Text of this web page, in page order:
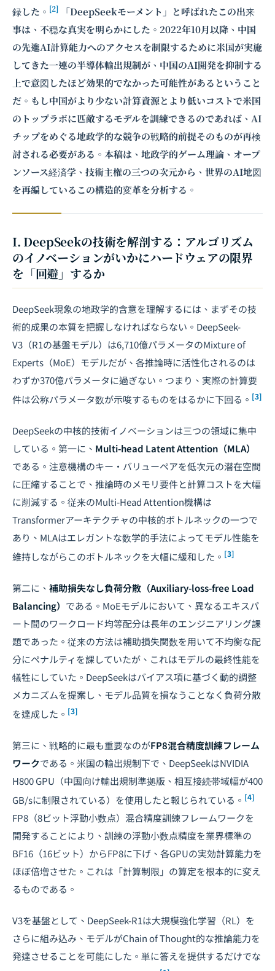
録した。 [2]
「DeepSeekモーメント」と呼ばれたこの出来
事は、不穏な真実を明らかにした。2022年10月以降、中国
の先進AI計算能力へのアクセスを制限するために米国が実施
してきた一連の半導体輸出規制が、中国のAI開発を抑制する
上で意図したほど効果的でなかった可能性があるということ
だ。もし中国がより少ない計算資源とより低いコストで米国
のトップラボに匹敵するモデルを訓練できるのであれば、AI
チップをめぐる地政学的な競争の戦略的前提そのものが再検
討される必要がある。本稿は、地政学的ゲーム理論、オープ
ンソース経済学、技術主権の三つの次元から、世界のAI地図
を再編しているこの構造的変革を分析する。
I. DeepSeekの技術を解剖する：アルゴリズム
のイノベーションがいかにハードウェアの限界
を「回避」するか
DeepSeek現象の地政学的含意を理解するには、まずその技
術的成果の本質を把握しなければならない。DeepSeek-
V3（R1の基盤モデル）は6,710億パラメータのMixture of
Experts（MoE）モデルだが、各推論時に活性化されるのは
わずか370億パラメータに過ぎない。つまり、実際の計算要
件は公称パラメータ数が示唆するものをはるかに下回る。 [3]
DeepSeekの中核的技術イノベーションは三つの領域に集中
している。第一に、 Multi-head Latent Attention（MLA）
である。注意機構のキー・バリューペアを低次元の潜在空間
に圧縮することで、推論時のメモリ要件と計算コストを大幅
に削減する。従来のMulti-Head Attention機構は
Transformerアーキテクチャの中核的ボトルネックの一つで
あり、MLAはエレガントな数学的手法によってモデル性能を
維持しながらこのボトルネックを大幅に緩和した。 [3]
第二に、 補助損失なし負荷分散（Auxiliary-loss-free Load
Balancing） である。MoEモデルにおいて、異なるエキスパ
ート間のワークロード均等配分は長年のエンジニアリング課
題であった。従来の方法は補助損失関数を用いて不均衡な配
分にペナルティを課していたが、これはモデルの最終性能を
犠牲にしていた。DeepSeekはバイアス項に基づく動的調整
メカニズムを提案し、モデル品質を損なうことなく負荷分散
を達成した。 [3]
第三に、戦略的に最も重要なのがFP8混合精度訓練フレーム
ワークである。米国の輸出規制下で、DeepSeekはNVIDIA
H800 GPU（中国向け輸出規制準拠版、相互接続帯域幅が400
GB/sに制限されている）を使用したと報じられている。 [4]
FP8（8ビット浮動小数点）混合精度訓練フレームワークを
開発することにより、訓練の浮動小数点精度を業界標準の
BF16（16ビット）からFP8に下げ、各GPUの実効計算能力を
ほぼ倍増させた。これは「計算制限」の算定を根本的に変え
るものである。
V3を基盤として、DeepSeek-R1は大規模強化学習（RL）を
さらに組み込み、モデルがChain of Thought的な推論能力を
発達させることを可能にした。単に答えを提供するだけでな